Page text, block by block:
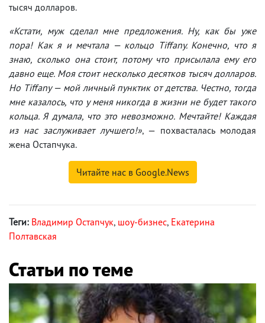
тысяч долларов.
«Кстати, муж сделал мне предложения. Ну, как бы уже
пора! Как я и мечтала — кольцо Tiffany. Конечно, что я
знаю, сколько она стоит, потому что присылала ему его
давно еще. Моя стоит несколько десятков тысяч долларов.
Но Tiffany — мой личный пунктик от детства. Честно, тогда
мне казалось, что у меня никогда в жизни не будет такого
кольца. Я думала, что это невозможно. Мечтайте! Каждая
из нас заслуживает лучшего!», — похвасталась молодая
жена Остапчука.
Читайте нас в Google.News
Теги: Владимир Остапчук, шоу-бизнес, Екатерина
Полтавская
Статьи по теме